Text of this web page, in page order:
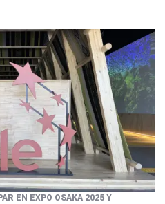
EN EXPO OSAKA 2025 Y